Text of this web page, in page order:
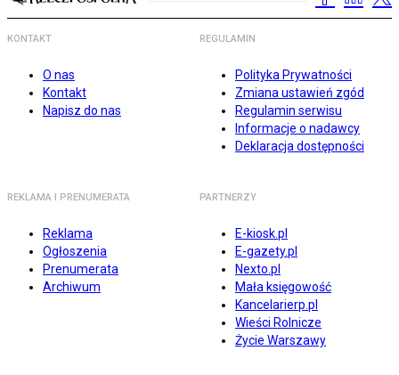
KONTAKT
O nas
Kontakt
Napisz do nas
REGULAMIN
Polityka Prywatności
Zmiana ustawień zgód
Regulamin serwisu
Informacje o nadawcy
Deklaracja dostępności
REKLAMA I PRENUMERATA
Reklama
Ogłoszenia
Prenumerata
Archiwum
PARTNERZY
E-kiosk.pl
E-gazety.pl
Nexto.pl
Mała księgowość
Kancelarierp.pl
Wieści Rolnicze
Życie Warszawy